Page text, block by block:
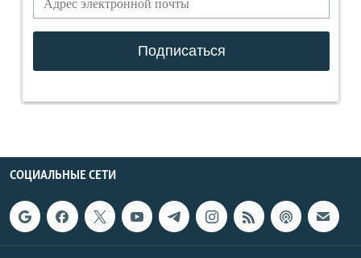
СОЦИАЛЬНЫЕ СЕТИ